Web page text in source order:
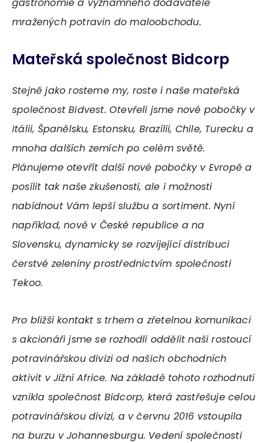
mražených potravin do maloobchodu.
Mateřská společnost Bidcorp
Stejně jako rosteme my, roste i naše mateřská
společnost Bidvest. Otevřeli jsme nové pobočky v
Itálii, Španělsku, Estonsku, Brazílii, Chile, Turecku a
mnoha dalších zemích po celém světě.
Plánujeme otevřít další nové pobočky v Evropě a
posílit tak naše zkušenosti, ale i možnosti
nabídnout Vám lepší službu a sortiment. Nyní
například, nově v České republice a na
Slovensku, dynamicky se rozvíjející distribuci
čerstvé zeleniny prostřednictvím společnosti
Tekoo.
Pro bližší kontakt s trhem a zřetelnou komunikaci
s akcionáři jsme se rozhodli oddělit naši rostoucí
potravinářskou divizi od našich obchodních
aktivit v Jižní Africe. Na základě tohoto rozhodnutí
vznikla společnost Bidcorp, která zastřešuje celou
potravinářskou divizi, a v červnu 2016 vstoupila
na burzu v Johannesburgu. Vedení společnosti